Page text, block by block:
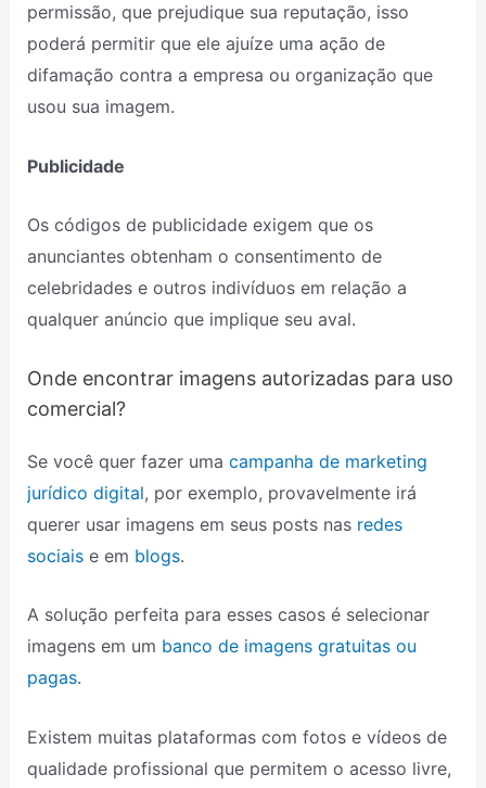
permissão, que prejudique sua reputação, isso
poderá permitir que ele ajuíze uma ação de
difamação contra a empresa ou organização que
usou sua imagem.
Publicidade
Os códigos de publicidade exigem que os
anunciantes obtenham o consentimento de
celebridades e outros indivíduos em relação a
qualquer anúncio que implique seu aval.
Onde encontrar imagens autorizadas para uso
comercial?
Se você quer fazer uma campanha de marketing
jurídico digital, por exemplo, provavelmente irá
querer usar imagens em seus posts nas redes
sociaise em blogs.
A solução perfeita para esses casos é selecionar
imagens em um banco de imagens gratuitas ou
pagas.
Existem muitas plataformas com fotos e vídeos de
qualidade profissional que permitem o acesso livre,